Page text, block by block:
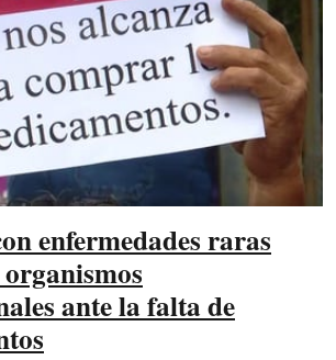
enfermedades raras
ante la falta de